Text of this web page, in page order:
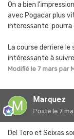
On a bien
avec Pogacar plus
interessante pourra
La course derriere
intéressante à
Modifié le 7 mars par
Marquez
Posté le 7
Del Toro et Seixas